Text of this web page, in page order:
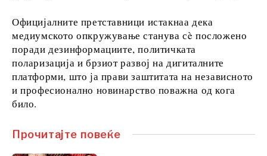
Малопродажба
Одржливост
Технологија
Телекомуникации
Туризам
Транспорт
Трговија
Официјалните претставници истакнаа дека
медиумското опкружување станува сè посложено
поради дезинформациите, политичката
поларизација и брзиот развој на дигиталните
платформи, што ја прави заштитата на независното
и професионално новинарство поважна од кога
било.
Прочитајте повеќе